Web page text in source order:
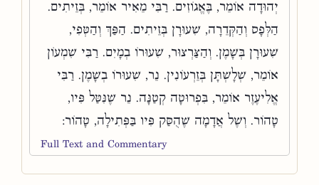
יְהוּדָה אוֹמֵר, בֶּאֱגוֹזִים. רַבִּי מֵאִיר אוֹמֵר, בְּזֵיתִים.
הַלְּפָס וְהַקְּדֵרָה, שִׁעוּרָן בְּזֵיתִים. הַפַּךְ וְהַטְּפִי,
שִׁעוּרָן בְּשָׁמֶן. וְהַצַּרְצוּר, שִׁעוּרוֹ בְמָיִם. רַבִּי שִׁמְעוֹן
אוֹמֵר, שְׁלָשְׁתָּן בְּזֵרְעוֹנִין. נֵר, שִׁעוּרוֹ בְשָׁמֶן. רַבִּי
אֱלִיעֶזֶר אוֹמֵר, בִּפְרוּטָה קְטַנָּה. נֵר שֶׁנִּטַּל פִּיו,
טָהוֹר. וְשֶׁל אֲדָמָה שֶׁהֻסַּק פִּיו בַּפְּתִילָה, טָהוֹר:
Full Text and Commentary